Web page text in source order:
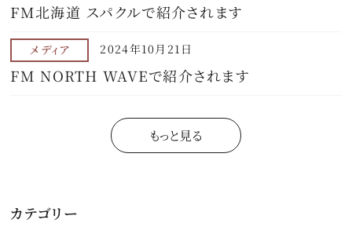
FM北海道 スパクルで紹介されます
メディア 2024年10月21日
FM NORTH WAVEで紹介されます
もっと見る
カテゴリー